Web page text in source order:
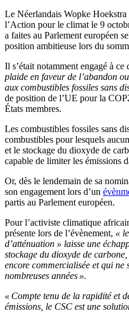
Le Néerlandais Wopke Hoekstra
l’Action pour le climat le 9
a faites au Parlement européen
position ambitieuse lors du
Il s’était notamment engagé à
plaide en faveur de l’abandon
aux combustibles fossiles sans
de position de l’UE pour la
États membres.
Les combustibles fossiles sans
combustibles pour lesquels
et le stockage du dioxyde de
capable de limiter les émissions
Or, dès le lendemain de sa
son engagement lors d’un
partis au Parlement européen.
Pour l’activiste climatique
présente lors de l’évènement, «
d’atténuation » laisse une
stockage du dioxyde de
encore commercialisée et qui ne
nombreuses années ».
« Compte tenu de la rapidité et
émissions, le CSC est une